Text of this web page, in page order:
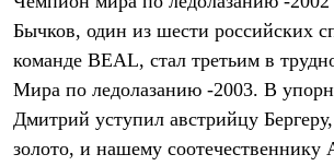
Штормовая одежда
Куртки
Софтшелл одежда
Куртки
Брюки
Флисовая одежда
Куртки
Бычков, один из шести российских
команде BEAL, стал третьим в
Мира по ледолазанию -2003. В
Дмитрий уступил австрийцу
золото, и нашему соотечественнику